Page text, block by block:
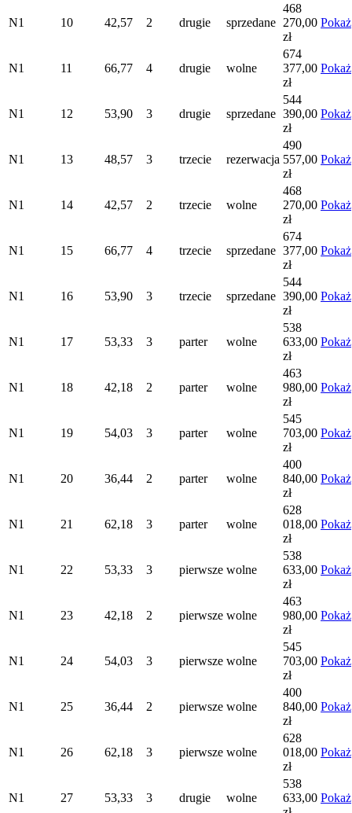
N1 10 42,57 2 drugie sprzedane
468
270,00
zł
Pokaż
N1 11 66,77 4 drugie wolne
674
377,00
zł
Pokaż
N1 12 53,90 3 drugie sprzedane
544
390,00
zł
Pokaż
N1 13 48,57 3 trzecie rezerwacja
490
557,00
zł
Pokaż
N1 14 42,57 2 trzecie wolne
468
270,00
zł
Pokaż
N1 15 66,77 4 trzecie sprzedane
674
377,00
zł
Pokaż
N1 16 53,90 3 trzecie sprzedane
544
390,00
zł
Pokaż
N1 17 53,33 3 parter wolne
538
633,00
zł
Pokaż
N1 18 42,18 2 parter wolne
463
980,00
zł
Pokaż
N1 19 54,03 3 parter wolne
545
703,00
zł
Pokaż
N1 20 36,44 2 parter wolne
400
840,00
zł
Pokaż
N1 21 62,18 3 parter wolne
628
018,00
zł
Pokaż
N1 22 53,33 3 pierwsze wolne
538
633,00
zł
Pokaż
N1 23 42,18 2 pierwsze wolne
463
980,00
zł
Pokaż
N1 24 54,03 3 pierwsze wolne
545
703,00
zł
Pokaż
N1 25 36,44 2 pierwsze wolne
400
840,00
zł
Pokaż
N1 26 62,18 3 pierwsze wolne
628
018,00
zł
Pokaż
N1 27 53,33 3 drugie wolne
538
633,00 Pokaż